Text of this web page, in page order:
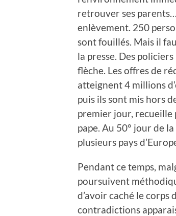
retrouver ses
enlèvement. 250
sont fouillés. Mais il
la presse. Des
flèche. Les offres de
atteignent 4 millions
puis ils sont mis hors
premier jour, recueille
pape. Au 50° jour de
plusieurs pays
Pendant ce temps,
poursuivent
d’avoir caché le corps
contradictions